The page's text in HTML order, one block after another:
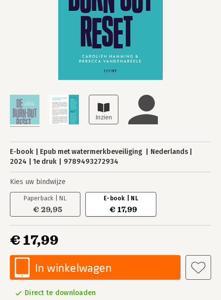
E-book Epub met watermerkbeveiliging
Nederlands
2024
1e druk 9789493272934
Kies uw bindwijze
Paperback | NL
€ 29,95
E-book | NL
€ 17,99
€ 17,99
In winkelwagen
Direct te downloaden